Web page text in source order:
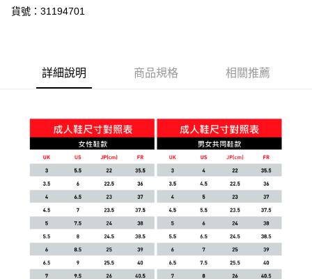
Google Pay
宅配(離島恕不配送)
每筆NT$150，滿NT$1,800(含以上)免運費
貨號：31194701
詳細說明 商品規格 相關推薦